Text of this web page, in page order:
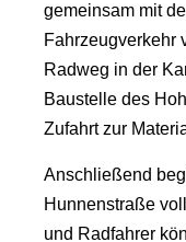
gemeinsam mit
Fahrzeugverkehr
Radweg in der
Baustelle des
Zufahrt zur
Anschließend
Hunnenstraße
und Radfahrer